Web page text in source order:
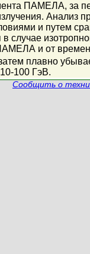
ПАМЕЛА, за
Анализ
и путем
случае
и от
плавно
100 ГэВ.
Сообщить о